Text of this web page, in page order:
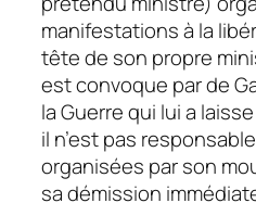
manifestations à la
tête de son propre
est convoque par de
la Guerre qui lui a
il n’est pas
organisées par son
sa démission